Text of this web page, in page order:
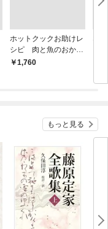
ホットクックお助けレ
シピ 肉と魚のおか
ず 少ない材料＆調味
￥1,760
な
もっと見る